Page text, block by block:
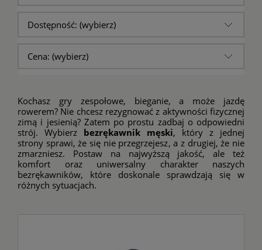
Dostępność: (wybierz)
Cena: (wybierz)
Kochasz gry zespołowe, bieganie, a może jazdę
rowerem? Nie chcesz rezygnować z aktywności fizycznej
zimą i jesienią? Zatem po prostu zadbaj o odpowiedni
strój. Wybierz bezrękawnik męski, który z jednej
strony sprawi, że się nie przegrzejesz, a z drugiej, że nie
zmarzniesz. Postaw na najwyższą jakość, ale też
komfort oraz uniwersalny charakter naszych
bezrękawników, które doskonale sprawdzają się w
różnych sytuacjach.